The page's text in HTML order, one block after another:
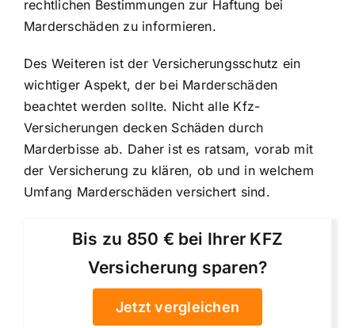
rechtlichen Bestimmungen zur Haftung bei
Marderschäden zu informieren.
Des Weiteren ist der Versicherungsschutz ein
wichtiger Aspekt, der bei Marderschäden
beachtet werden sollte. Nicht alle Kfz-
Versicherungen decken Schäden durch
Marderbisse ab. Daher ist es ratsam, vorab mit
der Versicherung zu klären, ob und in welchem
Umfang Marderschäden versichert sind.
Bis zu 850 € bei Ihrer KFZ
Versicherung sparen?
Jetzt vergleichen